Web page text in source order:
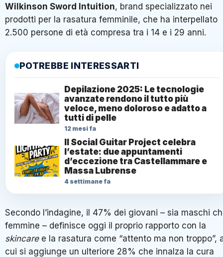
Wilkinson Sword Intuition, brand specializzato nei
prodotti per la rasatura femminile, che ha interpellato
2.500 persone di età compresa tra i 14 e i 29 anni.
POTREBBE INTERESSARTI
Depilazione 2025: Le tecnologie
avanzate rendono il tutto più
veloce, meno doloroso e adatto a
tutti di pelle
12 mesi fa
Il Social Guitar Project celebra
l’estate: due appuntamenti
d’eccezione tra Castellammare e
Massa Lubrense
4 settimane fa
Secondo l’indagine, il 47% dei giovani – sia maschi
femmine – definisce oggi il proprio rapporto con la
skincaree la rasatura come “attento ma non troppo”,
cui si aggiunge un ulteriore 28% che innalza la cura